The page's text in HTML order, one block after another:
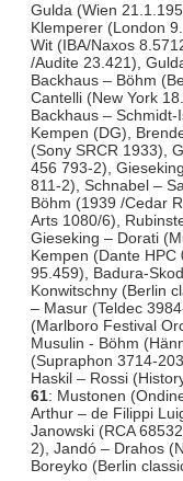
Gulda (Wien
Klemperer (London
Wit (IBA/Naxos
/Audite 23.421),
Backhaus – Böhm
Cantelli (New York
Backhaus –
Kempen (DG),
(Sony SRCR 1933),
456 793-2),
811-2), Schnabel –
Böhm (1939 /Cedar
Arts 1080/6),
Gieseking – Dorati
Kempen (Dante
95.459), Badura-
Konwitschny (Berlin
– Masur (Teldec
(Marlboro Festival
Musulin - Böhm
(Supraphon 3714-
Haskil – Rossi
61: Mustonen
Arthur – de Filippi
Janowski (RCA
2), Jandó – Drahos
Boreyko (Berlin